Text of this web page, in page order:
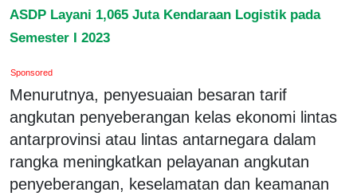
ASDP Layani 1,065 Juta Kendaraan Logistik pada
Semester I 2023
Sponsored
Menurutnya, penyesuaian besaran tarif
angkutan penyeberangan kelas ekonomi lintas
antarprovinsi atau lintas antarnegara dalam
rangka meningkatkan pelayanan angkutan
penyeberangan, keselamatan dan keamanan